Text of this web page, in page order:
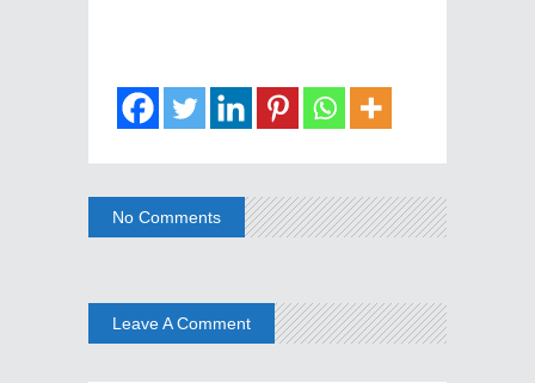
No Comments
Leave A Comment